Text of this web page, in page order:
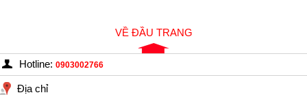
VỀ ĐẦU TRANG
Hotline: 0903002766
Địa chỉ